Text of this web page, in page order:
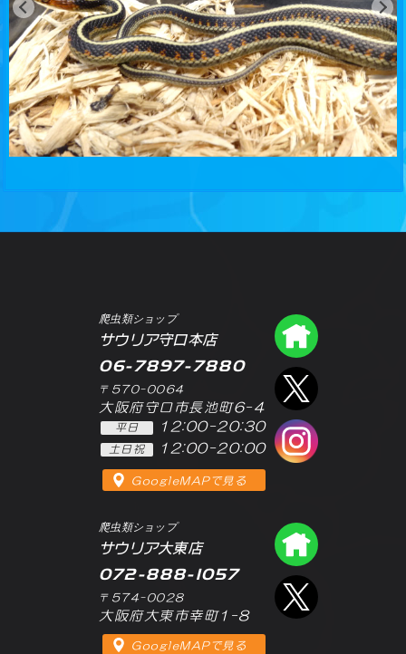
爬虫類ショップ
サウリア守口本店
06-7897-7880
〒570-0064
大阪府守口市長池町6-4
平日 12:00-20:30
土日祝 12:00-20:00
GoogleMAPで見る
爬虫類ショップ
サウリア大東店
072-888-1057
〒574-0028
大阪府大東市幸町1-8
GoogleMAPで見る